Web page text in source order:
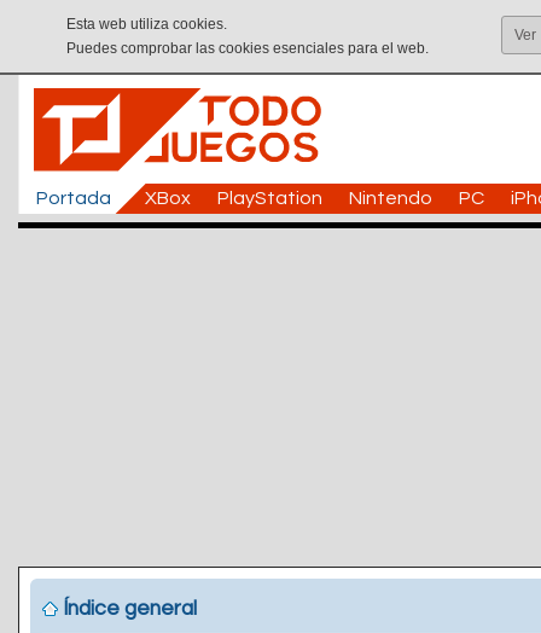
Esta web utiliza cookies.
Puedes comprobar las cookies esenciales para el web.
Ver
Portada XBox PlayStation Nintendo PC
Índice general